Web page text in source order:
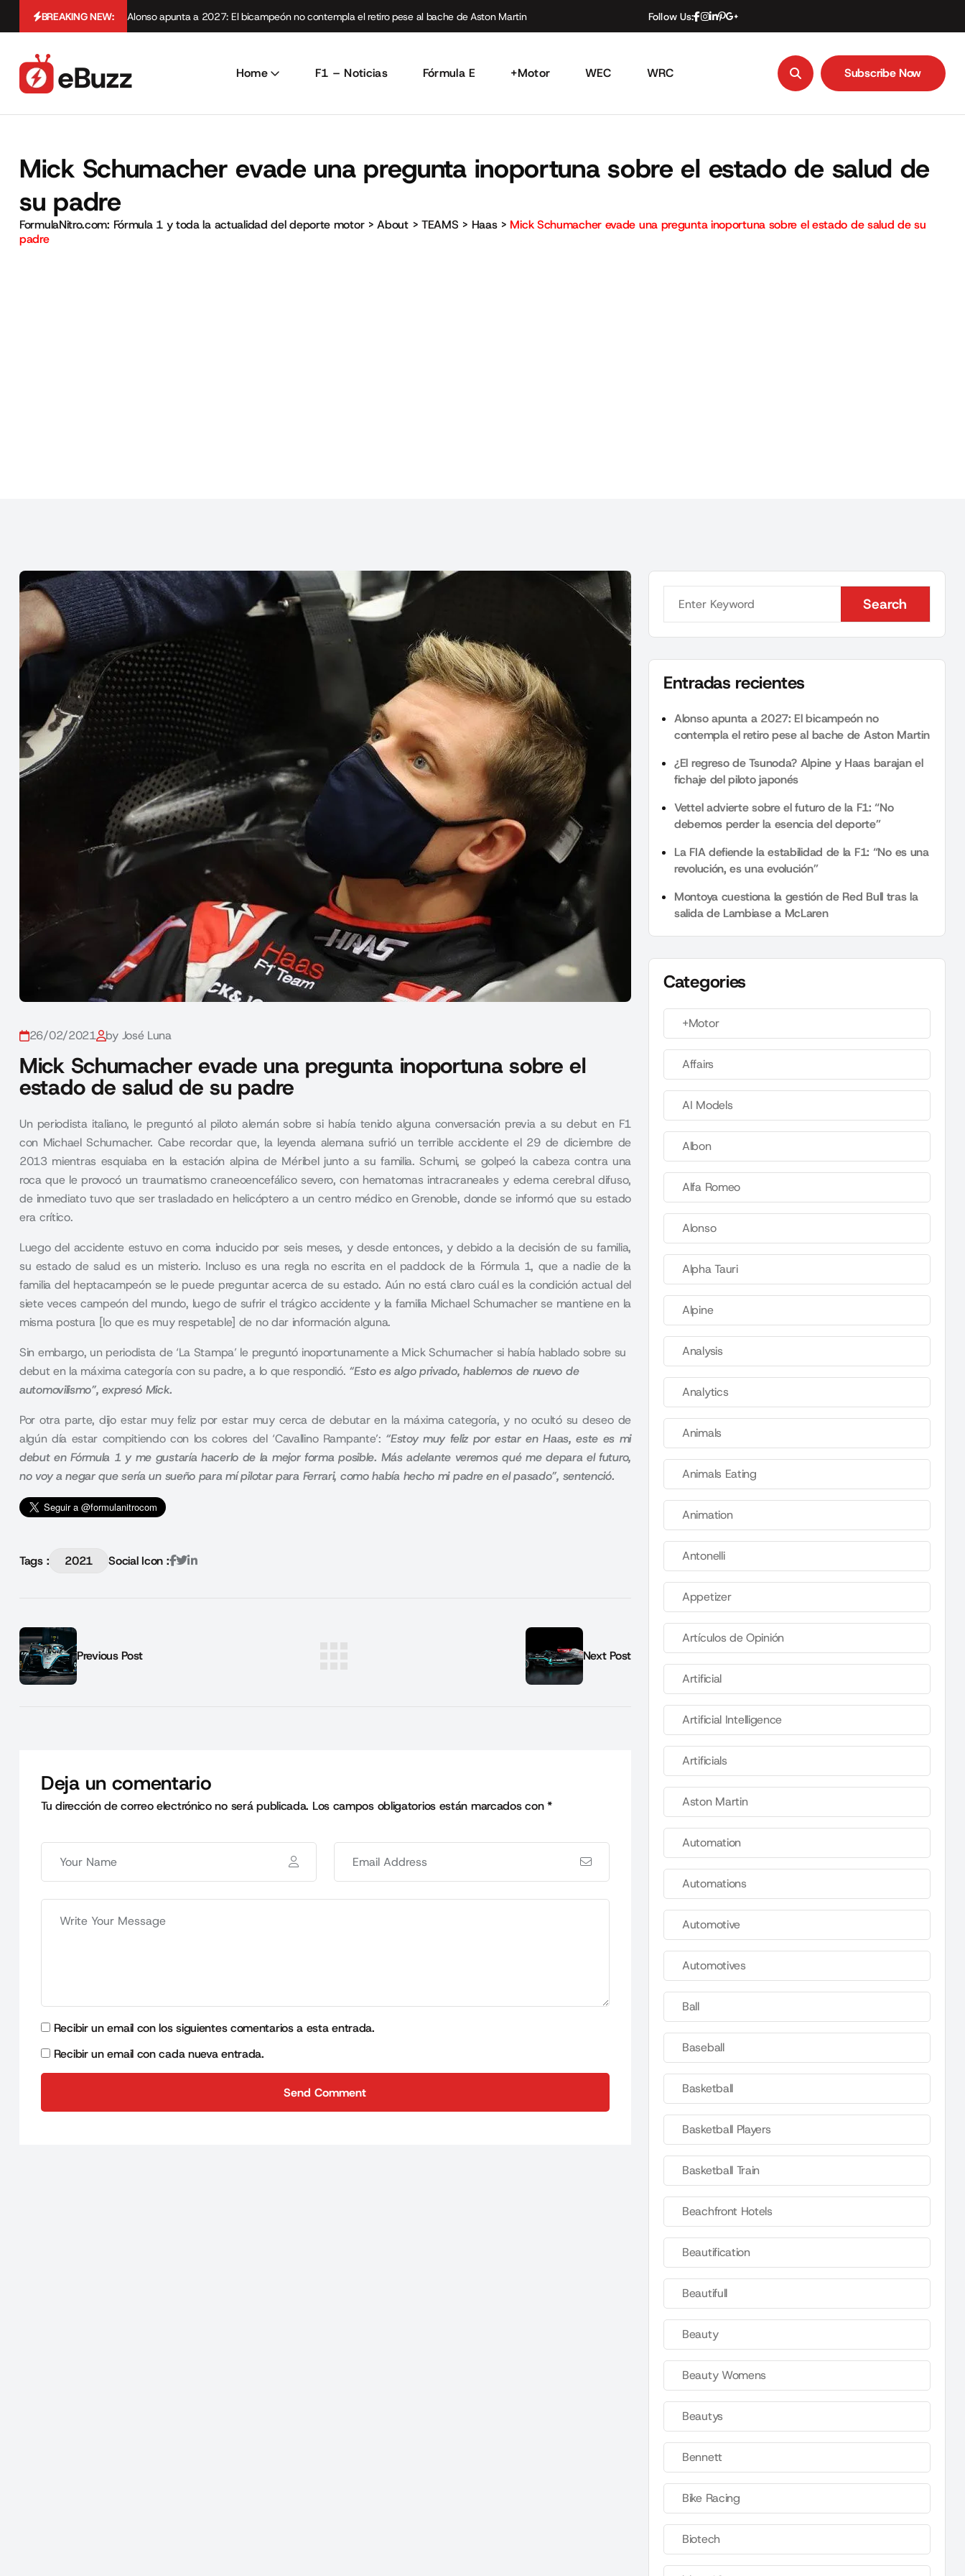
BREAKING NEW: Alonso apunta a 2027: El bicampeón no contempla el retiro pese al bache de Aston Martin Follow Us:
Home F1 – Noticias Fórmula E +Motor WEC WRC Subscribe Now
Mick Schumacher evade una pregunta inoportuna sobre el estado de salud de
su padre
FormulaNitro.com: Fórmula 1 y toda la actualidad del deporte motor>About> TEAMS > Haas> Mick Schumacher evade una pregunta inoportuna sobre el estado de salud de su
padre
26/02/2021 by José Luna
Mick Schumacher evade una pregunta inoportuna sobre el
estado de salud de su padre
Un periodista italiano, le preguntó al piloto alemán sobre si había tenido alguna conversación previa a su debut en F1
con Michael Schumacher. Cabe recordar que, la leyenda alemana sufrió un terrible accidente el 29 de diciembre de
2013 mientras esquiaba en la estación alpina de Méribel junto a su familia. Schumi, se golpeó la cabeza contra una
roca que le provocó un traumatismo craneoencefálico severo, con hematomas intracraneales y edema cerebral difuso,
de inmediato tuvo que ser trasladado en helicóptero a un centro médico en Grenoble, donde se informó que su estado
era crítico.
Luego del accidente estuvo en coma inducido por seis meses, y desde entonces, y debido a la decisión de su familia,
su estado de salud es un misterio. Incluso es una regla no escrita en el paddock de la Fórmula 1, que a nadie de la
familia del heptacampeón se le puede preguntar acerca de su estado. Aún no está claro cuál es la condición actual del
siete veces campeón del mundo, luego de sufrir el trágico accidente y la familia Michael Schumacher se mantiene en la
misma postura [lo que es muy respetable] de no dar información alguna.
Sin embargo, un periodista de ‘La Stampa’ le preguntó inoportunamente a Mick Schumachersi había hablado sobre su
debut en la máxima categoría con su padre, a lo que respondió. “Esto es algo privado, hablemos de nuevo de
automovilismo”, expresó Mick.
Por otra parte, dijo estar muy feliz por estar muy cerca de debutar en la máxima categoría, y no ocultó su deseo de
algún día estar compitiendo con los colores del ‘Cavallino Rampante’: “Estoy muy feliz por estar en Haas, este es mi
debut en Fórmula 1 y me gustaría hacerlo de la mejor forma posible. Más adelante veremos qué me depara el futuro,
no voy a negar que sería un sueño para mí pilotar para Ferrari, como había hecho mi padre en el pasado”, sentenció.
Tags : 2021 Social Icon :
Previous Post Next Post
Deja un comentario
Tu dirección de correo electrónico no será publicada. Los campos obligatorios están marcados con*
Recibir un email con los siguientes comentarios a esta entrada.
Recibir un email con cada nueva entrada.
Send Comment
Search
Search
Entradas recientes
Alonso apunta a 2027: El bicampeón no
contempla el retiro pese al bache de Aston Martin
¿El regreso de Tsunoda? Alpine y Haas barajan el
fichaje del piloto japonés
Vettel advierte sobre el futuro de la F1: “No
debemos perder la esencia del deporte”
La FIA defiende la estabilidad de la F1: “No es una
revolución, es una evolución”
Montoya cuestiona la gestión de Red Bull tras la
salida de Lambiase a McLaren
Categories
+Motor
Affairs
AI Models
Albon
Alfa Romeo
Alonso
Alpha Tauri
Alpine
Analysis
Analytics
Animals
Animals Eating
Animation
Antonelli
Appetizer
Artículos de Opinión
Artificial
Artificial Intelligence
Artificials
Aston Martin
Automation
Automations
Automotive
Automotives
Ball
Baseball
Basketball
Basketball Players
Basketball Train
Beachfront Hotels
Beautification
Beautifull
Beauty
Beauty Womens
Beautys
Bennett
Bike Racing
Biotech